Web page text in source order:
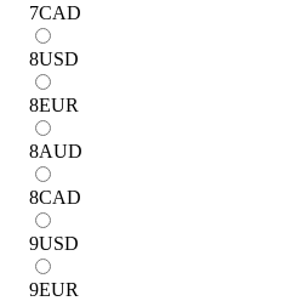
7CAD
8USD
8EUR
8AUD
8CAD
9USD
9EUR